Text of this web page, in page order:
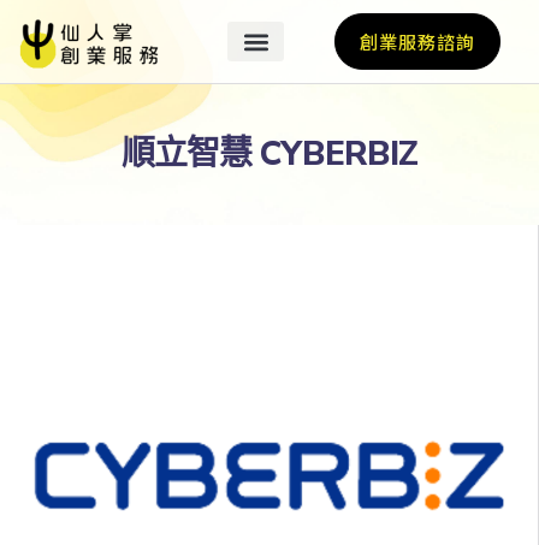
創業服務諮詢
順立智慧 CYBERBIZ